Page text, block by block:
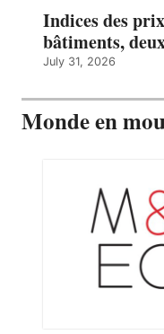
Indices des
bâtiments,
July 31, 2026
Monde en